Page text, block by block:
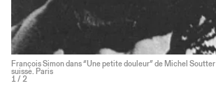
François Simon dans “Une petite douleur” de Michel
suisse. Paris
1 / 2